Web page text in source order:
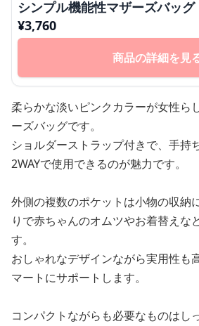
シンプル機能性マザーズバッグ
¥3,760
商品の詳細を見
柔らかな淡いピンクカラーが女性ら
ーズバッグです。
ショルダーストラップ付きで、手持
2WAYで使用できるのが魅力です。
外側の複数のポケットは小物の収納
りで赤ちゃんのオムツやお着替えな
す。
おしゃれなデザインながら実用性も
マートにサポートします。
コンパクトながらも必要なものはし